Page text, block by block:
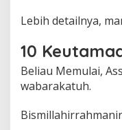
a
n
u
a
u
Lebih detailnya,
10
Beliau Memulai,
wabarakatuh.